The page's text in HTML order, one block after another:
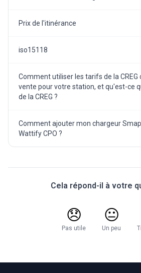
Prix de l'itinérance
iso15118
Comment utiliser les tarifs de la CREG
vente pour votre station, et qu'est-ce
de la CREG ?
Comment ajouter mon chargeur
Wattify CPO ?
Cela répond-il à votre
😞
Pas utile
😐
Un peu